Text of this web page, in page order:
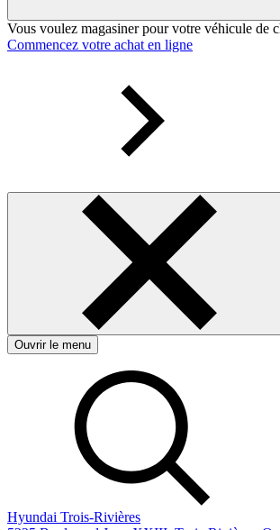
Vous voulez magasiner pour votre véhicule de
Commencez votre achat en ligne
Ouvrir le menu
Hyundai Trois-Rivières